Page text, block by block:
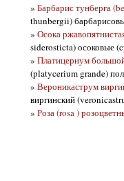
» Барбарис тунберга
thunbergii)
» Осока
siderosticta) осоковые
» Платицериум
(platycerium grande)
» Вероникаструм
виргинский
» Роза (rosa )